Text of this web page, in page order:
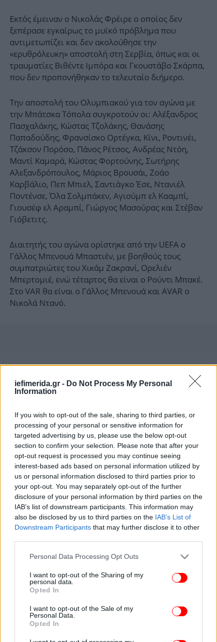
iefimerida.gr - Do Not Process My Personal
Information
If you wish to opt-out of the sale, sharing to third parties, or
processing of your personal or sensitive information for
targeted advertising by us, please use the below opt-out
section to confirm your selection. Please note that after your
opt-out request is processed you may continue seeing
interest-based ads based on personal information utilized by
us or personal information disclosed to third parties prior to
your opt-out. You may separately opt-out of the further
disclosure of your personal information by third parties on the
IAB’s list of downstream participants. This information may
also be disclosed by us to third parties on the IAB’s List of
Downstream Participants that may further disclose it to other
Please note that this website/app uses one or more Google
not limited to your visit or usage behaviour. You may click to
grant or deny consent to Google and its third-party tags to
use your data for below specified purposes in below Google
consent section.
Personal Data Processing Opt Outs
I want to opt-out of the Sharing of my
personal data.
Opted In
I want to opt-out of the Sale of my
Personal Data.
Opted In
Εκτός έμειναν ο Νικολάς Φρέιρε ο οποίος δεν
ξεπέρασε εγκαίρως το μυϊκό πρόβλημα που
αντιμετωπίζει και δεν ακολούθησε την
«ερυθρόλευκη» αποστολή στη Σερβία, όπως και οι
τραυματίες Βιθέντε Ιμπόρα και Γκουστάβο Σκάρπα,
που δεν προπονήθηκαν το τελευταίο διήμερο.
Την αποστολή του Ολυμπιακού για τον αγώνα με
την Μπάτσκα Τόπολα συγκροτούν οι: Αλέξανδρος
Πασχαλάκης, Κώστας Τζολάκης, Θανάσης
Παπαδούδης, Φρανσίσκο Ορτέγκα, Κίνι, Ροντινέι,
Τζάκσον Πορόσο, Πάνος Ρέτσος, Ανδρέας Ντόη,
Μαντί Καμαρά, Κώστας Φορτούνης, Σωτήρης
Αλεξανδρόπουλος, Μάριος Βρουσάι, Ζοάο
Καρβάλιο, Πεπ Μπιελ, Σαντιάγκο Έσε, Ντανιέλ
Ποντένσε, Όλα Σολμπάκεν, Αγιούμπ ελ Κααμπί,
Γιουσέφ ελ Αραμπί, Γιώργος Μασούρας και Στέβαν
Γιόβετιτς.
Διαιτητής του αγώνα ορίστηκε από την UEFA ο
Γάλλος Μπενουά Μπαστιέν, με βοηθούς τους
συμπατριώτες του Χικάμ Ζακρανί, Ορελιέν
Μπερτομιέ, ενώ τέταρτος θα είναι ο Ρούντι Μπακέ.
Στο VAR θα είναι ο Γάλλος Μπενουά και AVAR ο
Νικολά Ντανό.